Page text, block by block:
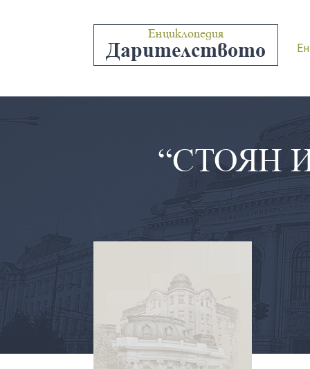
Енциклопедия
Дарителството
“СТОЯН